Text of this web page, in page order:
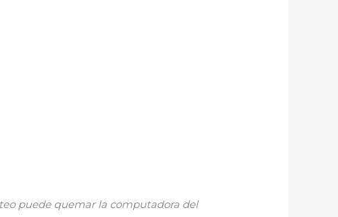
puede quemar la computadora del